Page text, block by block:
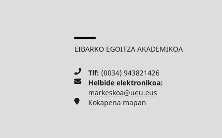
EIBARKO EGOITZA AKADEMIKOA
Tlf: (0034) 943821426
Helbide elektronikoa:
markeskoa@ueu.eus
Kokapena mapan